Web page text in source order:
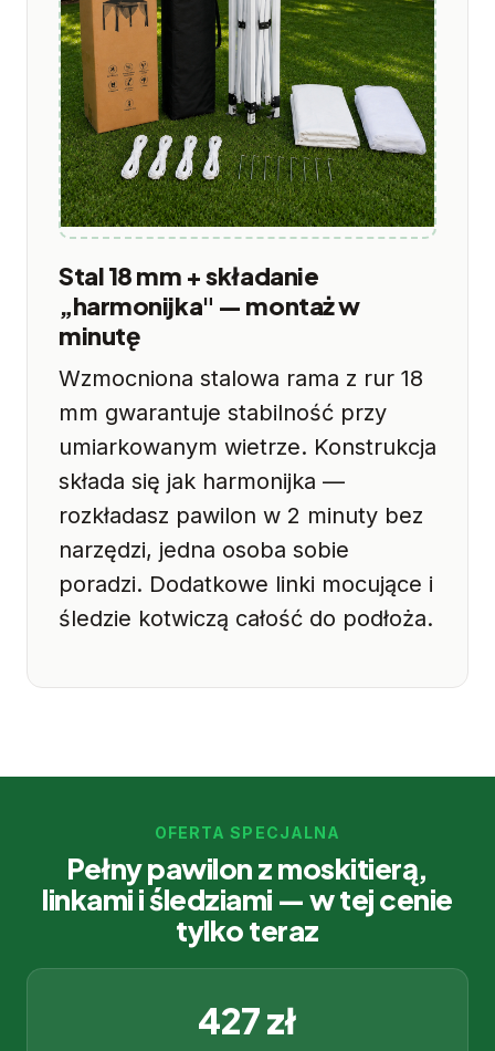
Stal 18 mm + składanie
„harmonijka" — montaż w
minutę
Wzmocniona stalowa rama z rur 18
mm gwarantuje stabilność przy
umiarkowanym wietrze. Konstrukcja
składa się jak harmonijka —
rozkładasz pawilon w 2 minuty bez
narzędzi, jedna osoba sobie
poradzi. Dodatkowe linki mocujące i
śledzie kotwiczą całość do podłoża.
OFERTA SPECJALNA
Pełny pawilon z moskitierą,
linkami i śledziami — w tej cenie
tylko teraz
427 zł